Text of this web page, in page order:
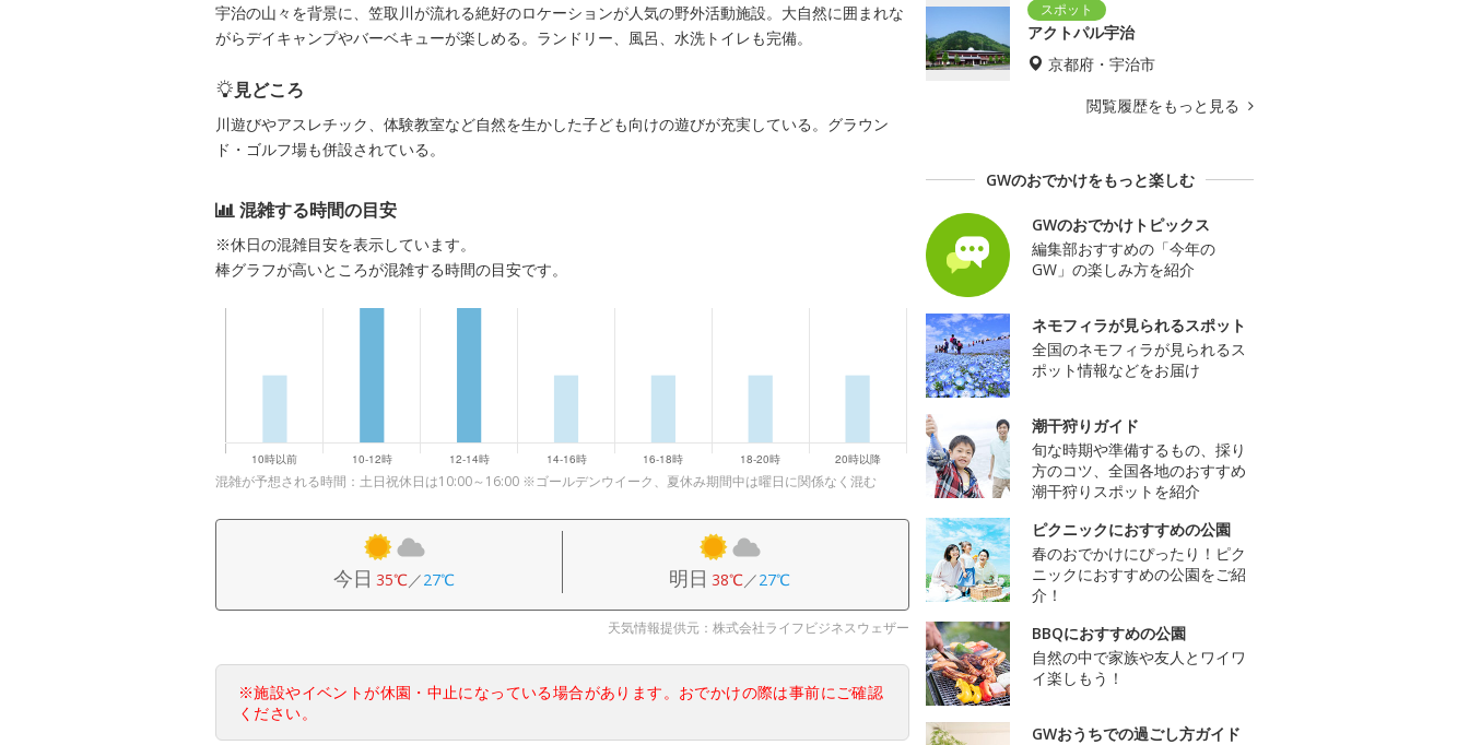
宇治の山々を背景に、笠取川が流れる絶好のロケーションが人気の野外活動施設。大自然に囲まれな
がらデイキャンプやバーベキューが楽しめる。ランドリー、風呂、水洗トイレも完備。
見どころ
川遊びやアスレチック、体験教室など自然を生かした子ども向けの遊びが充実している。グラウン
ド・ゴルフ場も併設されている。
混雑する時間の目安
※休日の混雑目安を表示しています。
棒グラフが高いところが混雑する時間の目安です。
混雑が予想される時間：土日祝休日は10:00～16:00 ※ゴールデンウイーク、夏休み期間中は曜日に関係なく混む
今日 35℃／27℃ 明日 38℃／27℃
天気情報提供元：株式会社ライフビジネスウェザー
※施設やイベントが休園・中止になっている場合があります。おでかけの際は事前にご確認
ください。
アクトパル宇治
京都府・宇治市
閲覧履歴をもっと見る
GWのおでかけをもっと楽しむ
GWのおでかけトピックス
編集部おすすめの「今年の
GW」の楽しみ方を紹介
ネモフィラが見られるスポット
全国のネモフィラが見られるス
ポット情報などをお届け
潮干狩りガイド
旬な時期や準備するもの、採り
方のコツ、全国各地のおすすめ
潮干狩りスポットを紹介
ピクニックにおすすめの公園
春のおでかけにぴったり！ピク
ニックにおすすめの公園をご紹
介！
BBQにおすすめの公園
自然の中で家族や友人とワイワ
イ楽しもう！
GWおうちでの過ごし方ガイド